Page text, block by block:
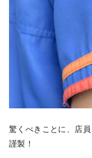
驚くべきことに、店
謹製！